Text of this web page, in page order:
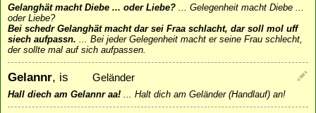
Gelanghät macht Diebe ... oder Liebe?
Gelegenheit macht Diebe ...
oder Liebe?
Bei schedr Gelanghät macht dar sei Fraa schlacht, dar soll mol uff
siech aufpassn.
Bei jeder Gelegenheit macht er seine Frau schlecht,
der sollte mal auf sich aufpassen.
Gelannr, is Geländer
Hall diech am Gelannr aa! Halt dich am Geländer (Handlauf) an!